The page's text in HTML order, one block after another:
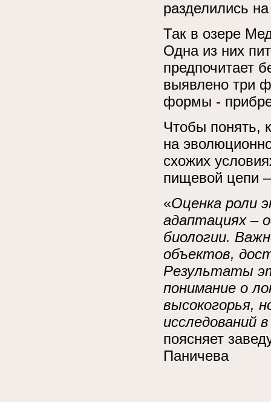
разделились
Так в озере
Одна из них
предпочитает
выявлено три
формы -
Чтобы понять,
на
схожих
пищевой цепи
«Оценка роли
адаптациях –
биологии.
объектов,
Результаты
понимание о
высокогорья,
исследований
поясняет
Паничева